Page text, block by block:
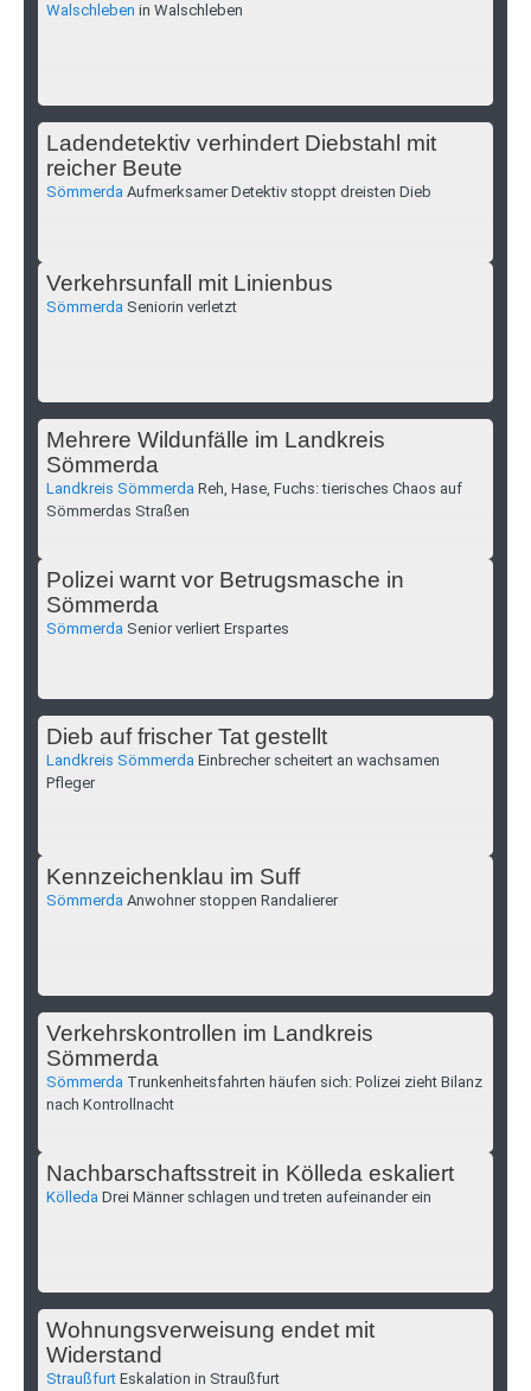
Walschleben in Walschleben
Ladendetektiv verhindert Diebstahl mit
reicher Beute
Sömmerda Aufmerksamer Detektiv stoppt dreisten Dieb
Verkehrsunfall mit Linienbus
Sömmerda Seniorin verletzt
Mehrere Wildunfälle im Landkreis
Sömmerda
Landkreis Sömmerda Reh, Hase, Fuchs: tierisches Chaos auf
Sömmerdas Straßen
Polizei warnt vor Betrugsmasche in
Sömmerda
Sömmerda Senior verliert Erspartes
Dieb auf frischer Tat gestellt
Landkreis Sömmerda Einbrecher scheitert an wachsamen
Pfleger
Kennzeichenklau im Suff
Sömmerda Anwohner stoppen Randalierer
Verkehrskontrollen im Landkreis
Sömmerda
Sömmerda Trunkenheitsfahrten häufen sich: Polizei zieht Bilanz
nach Kontrollnacht
Nachbarschaftsstreit in Kölleda eskaliert
Kölleda Drei Männer schlagen und treten aufeinander ein
Wohnungsverweisung endet mit
Widerstand
Straußfurt Eskalation in Straußfurt